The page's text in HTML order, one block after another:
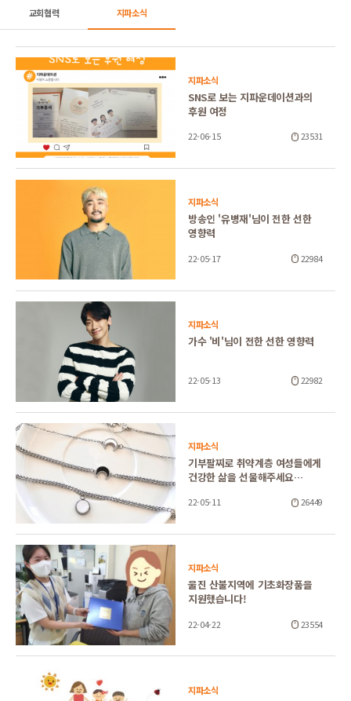
교회협력 지파소식
지파소식
SNS로 보는 지파운데이션과의
후원 여정
22-06-15 23531
지파소식
방송인 '유병재'님이 전한 선한
영향력
22-05-17 22984
지파소식
가수 '비'님이 전한 선한 영향력
22-05-13 22982
지파소식
기부팔찌로 취약계층 여성들에게
건강한 삶을 선물해주세요…
22-05-11 26449
지파소식
울진 산불지역에 기초화장품을
지원했습니다!
22-04-22 23554
지파소식